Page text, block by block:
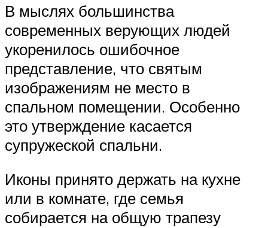
В мыслях большинства
современных верующих людей
укоренилось ошибочное
представление, что святым
изображениям не место в
спальном помещении. Особенно
это утверждение касается
супружеской спальни.
Иконы принято держать на кухне
или в комнате, где семья
собирается на общую трапезу